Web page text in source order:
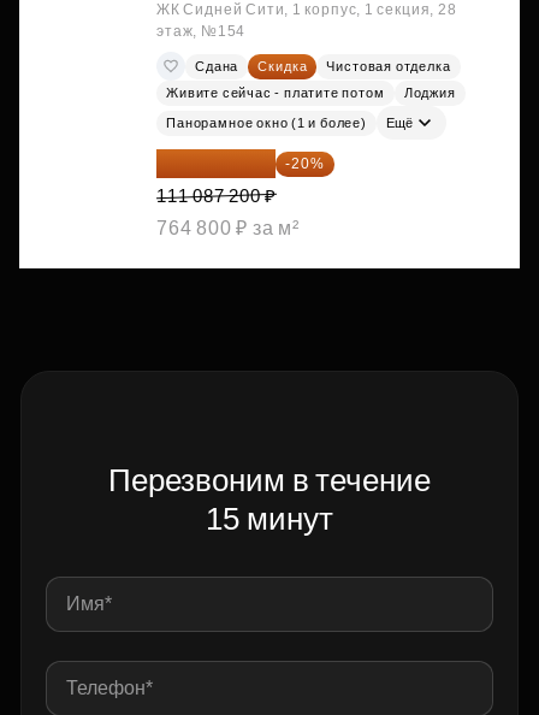
ЖК Сидней Сити, 1 корпус, 1 секция, 28
этаж, №154
Сдана Скидка
Чистовая отделка
Живите сейчас - платите потом
Лоджия
Панорамное окно (1 и более) Ещё
88 869 760 ₽ -20%
111 087 200 ₽
764 800 ₽ за м²
Перезвоним в течение
15 минут